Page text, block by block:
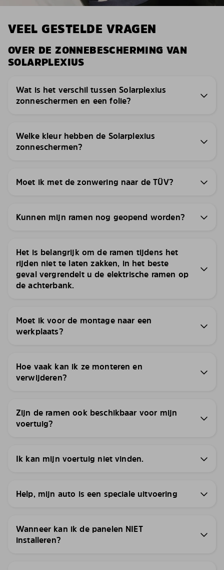
VEEL GESTELDE VRAGEN
OVER DE ZONNEBESCHERMING VAN
SOLARPLEXIUS
Wat is het verschil tussen Solarplexius
zonneschermen en een folie?
Welke kleur hebben de Solarplexius
zonneschermen?
Moet ik met de zonwering naar de TÜV?
Kunnen mijn ramen nog geopend worden?
Het is belangrijk om de ramen tijdens het
rijden niet te laten zakken, in het beste
geval vergrendelt u de elektrische ramen op
de achterbank.
Moet ik voor de montage naar een
werkplaats?
Hoe vaak kan ik ze monteren en
verwijderen?
Zijn de ramen ook beschikbaar voor mijn
voertuig?
Ik kan mijn voertuig niet vinden.
Help, mijn auto is een speciale uitvoering
Wanneer kan ik de panelen NIET
installeren?